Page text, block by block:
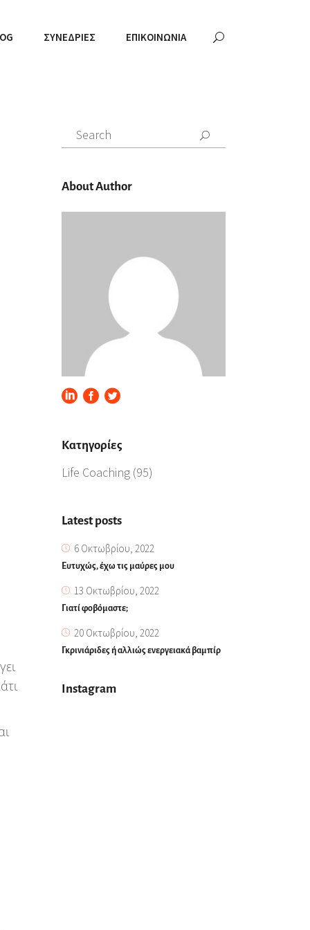
ΣΥΝΕΔΡΊΕΣ ΕΠΙΚΟΙΝΩΝΊΑ
Search
for:
About Author
Kατηγορίες
Life Coaching(95)
Latest posts
6 Οκτωβρίου, 2022
Ευτυχώς, έχω τις μαύρες μου
13 Οκτωβρίου, 2022
Γιατί φοβόμαστε;
20 Οκτωβρίου, 2022
Γκρινιάριδες ή αλλιώς ενεργειακά βαμπίρ
Instagram